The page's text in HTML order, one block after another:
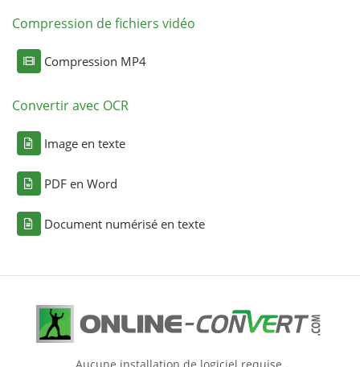
Compression de fichiers vidéo
Compression MP4
Convertir avec OCR
Image en texte
PDF en Word
Document numérisé en texte